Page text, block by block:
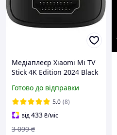
Медіаплеєр Xiaomi Mi TV
Stick 4K Edition 2024 Black
Готово до відправки
5.0 (8)
від433₴/міс
3 099 ₴